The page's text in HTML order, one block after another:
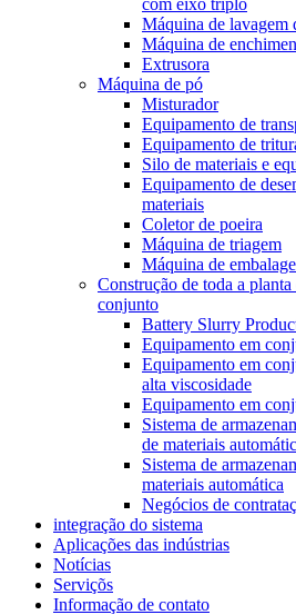
com eixo triplo
Máquina de lavagem
Máquina de
Extrusora
Máquina de pó
Misturador
Equipamento de
Equipamento de
Silo de materiais e
Equipamento de
materiais
Coletor de poeira
Máquina de triagem
Máquina de
Construção de toda a
conjunto
Battery Slurry
Equipamento em
Equipamento em
alta viscosidade
Equipamento em
Sistema de
de materiais
Sistema de
materiais automática
Negócios de
integração do sistema
Aplicações das indústrias
Notícias
Serviçõs
Informação de contato